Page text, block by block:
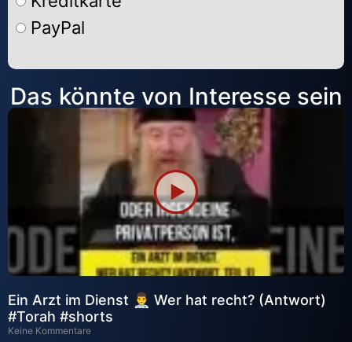
PayPal
Alternative:
Das könnte von Interesse sein
Ein Arzt im Dienst 👨‍⚕️ Wer hat recht? (Antwort)
#Torah #shorts
Keine Kommentare